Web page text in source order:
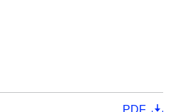
PDF